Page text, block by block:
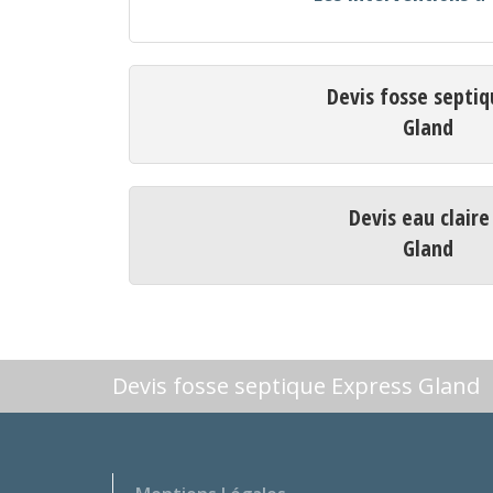
Devis fosse
Gland
Devis eau
Gland
Devis fosse septique Express Gland